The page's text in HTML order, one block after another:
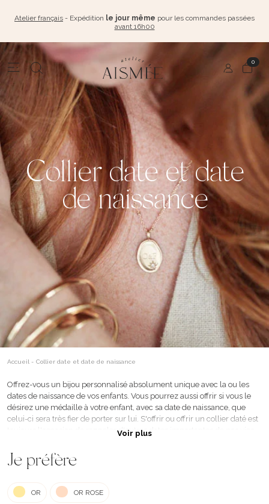
Atelier français - Expédition le jour même pour les commandes passées
avant 16h00
0
Collier date et date
de naissance
Accueil - Collier date et date de naissance
Offrez-vous un bijou personnalisé absolument unique avec la ou les
dates de naissance de vos enfants. Vous pourrez aussi offrir si vous le
désirez une médaille à votre enfant, avec sa date de naissance, que
celui-ci sera très fier de porter sur lui. S'offrir ou offrir un collier daté est
toujours l'occasion de rappeler d'autres dates importantes de nos vies
idéal pour graver à jamais une date spéciale, qui a marqué votre vie ou
celle d'un proche. Il s'agit d'une excellente idée cadeau pour la
que vous pourrez personnaliser selon vos envies, avec la ou les dates
de votre choix, et qui fera toujours un charmant cadeau pour un enfant
Voir plus
Je préfère
OR OR ROSE